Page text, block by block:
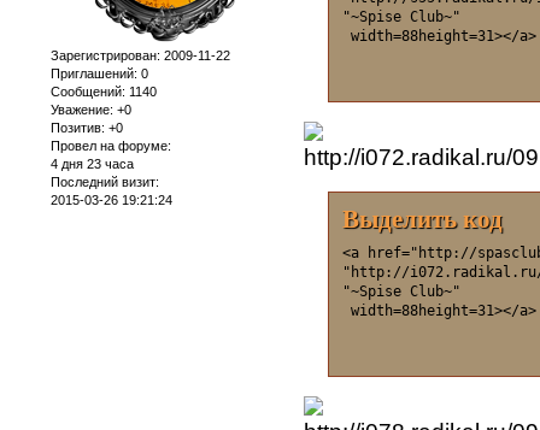
Зарегистрирован: 2009-11-22
Приглашений: 0
Сообщений: 1140
Уважение: +0
Позитив: +0
Провел на форуме:
4 дня 23 часа
Последний визит:
2015-03-26 19:21:24
"~Spise Club~"
width=88height=31></a>
Выделить код
<a href="http://
"http://i072.radikal.ru/
"~Spise Club~"
width=88height=31></a>